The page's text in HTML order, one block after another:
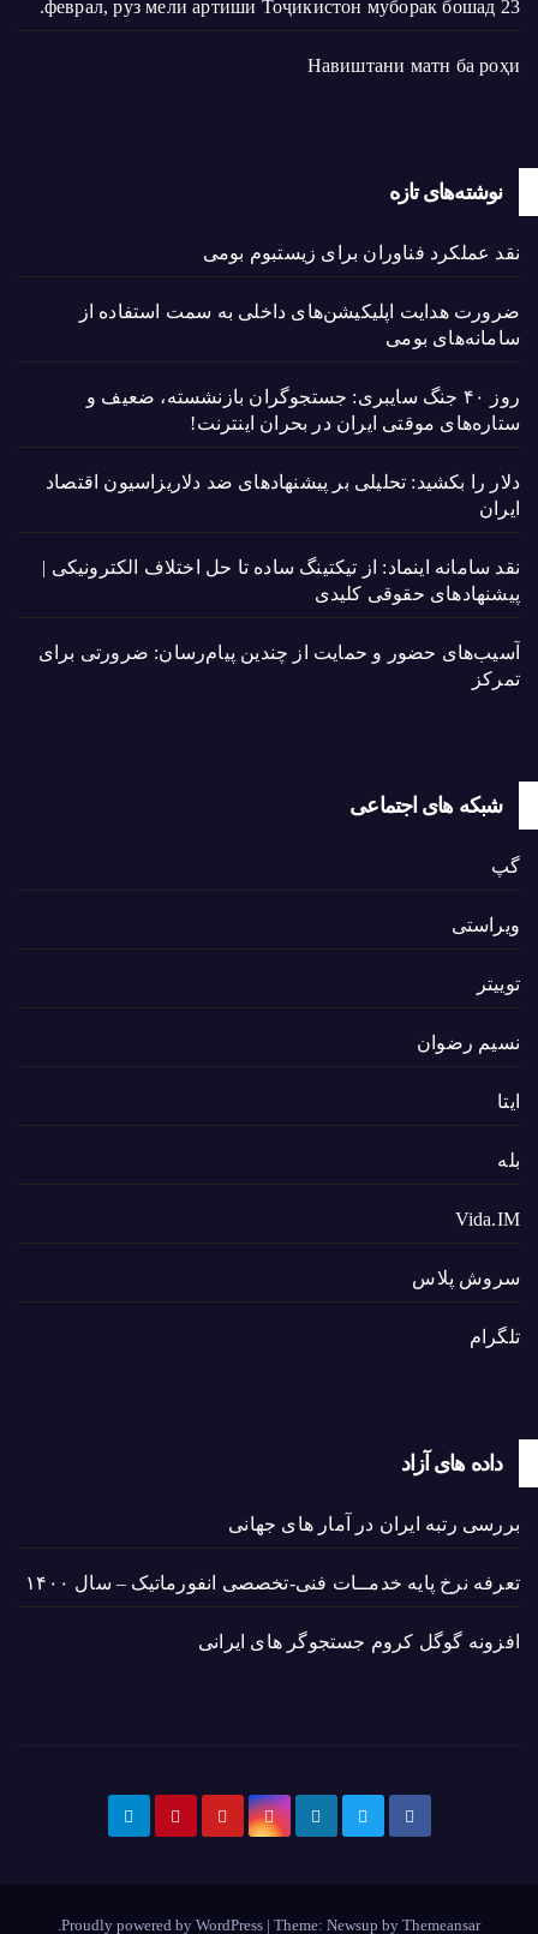
23 феврал, руз мели артиши Тоҷикистон муборак бошад.
Навиштани матн ба роҳи
نوشته‌های تازه
نقد عملکرد فناوران برای زیستبوم بومی
ضرورت هدایت اپلیکیشن‌های داخلی به سمت استفاده از
سامانه‌های بومی
روز ۴۰ جنگ سایبری: جستجوگران بازنشسته، ضعیف و
ستاره‌های موقتی ایران در بحران اینترنت!
دلار را بکشید: تحلیلی بر پیشنهادهای ضد دلاریزاسیون اقتصاد
ایران
نقد سامانه اینماد: از تیکتینگ ساده تا حل اختلاف الکترونیکی |
پیشنهادهای حقوقی کلیدی
آسیب‌های حضور و حمایت از چندین پیام‌رسان: ضرورتی برای
تمرکز
شبکه های اجتماعی
گپ
ویراستی
توییتر
نسیم رضوان
ایتا
بله
Vida.IM
سروش پلاس
تلگرام
داده های آزاد
بررسی رتبه ایران در آمار های جهانی
تعرفه نرخ پایه خدمــات فنی-تخصصی انفورماتیک – سال ۱۴۰۰
افزونه گوگل کروم جستجوگر های ایرانی
Proudly powered by WordPress | Theme: Newsup by Themeansar
.